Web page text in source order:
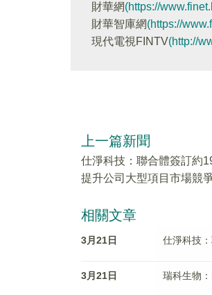
財華網(https://
財華智庫網(https://
現代電視FINTV(http://
上一篇新聞
仕淨科技：聯合體簽訂約
提升公司大型項目市場競
相關文章
3月21日 仕淨科技
3月21日 瑞科生物